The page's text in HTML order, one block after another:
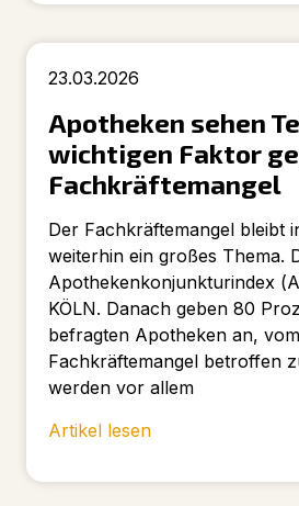
23.03.2026
Apotheken sehen
wichtigen Faktor
Fachkräftemangel
Der Fachkräftemangel bleibt
weiterhin ein großes Thema.
Apothekenkonjunkturindex
KÖLN. Danach geben 80
befragten Apotheken an, vom
Fachkräftemangel betroffen
werden vor allem
Artikel lesen